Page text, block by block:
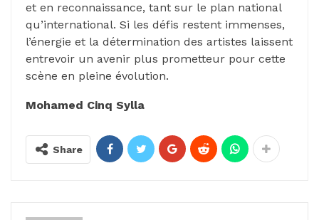
et en reconnaissance, tant sur le plan national
qu’international. Si les défis restent immenses,
l’énergie et la détermination des artistes laissent
entrevoir un avenir plus prometteur pour cette
scène en pleine évolution.
Mohamed Cinq Sylla
Share